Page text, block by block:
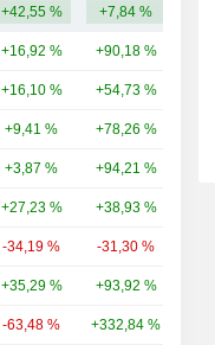
+42,55 % +7,84 %
+16,92 % +90,18 %
+16,10 % +54,73 %
+9,41 % +78,26 %
+3,87 % +94,21 %
+27,23 % +38,93 %
-34,19 % -31,30 %
+35,29 % +93,92 %
-63,48 % +332,84 %